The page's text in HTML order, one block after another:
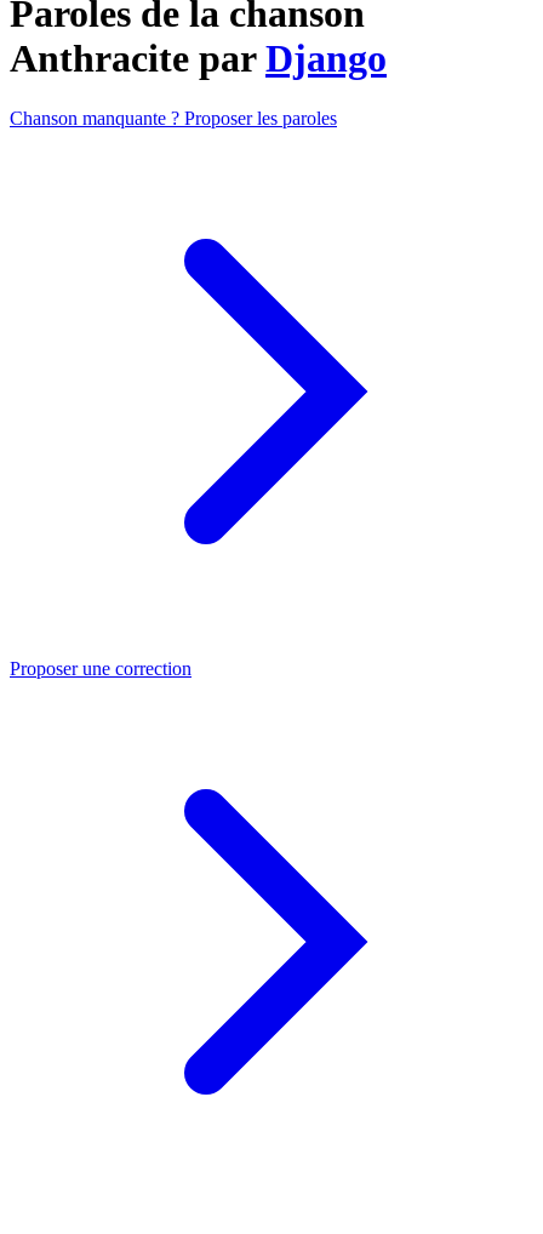
Paroles de la chanson
Anthracite parDjango
Chanson manquante ? Proposer les paroles
Proposer une correction